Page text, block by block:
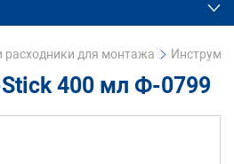
расходники для монтажа
400 мл Ф-0799